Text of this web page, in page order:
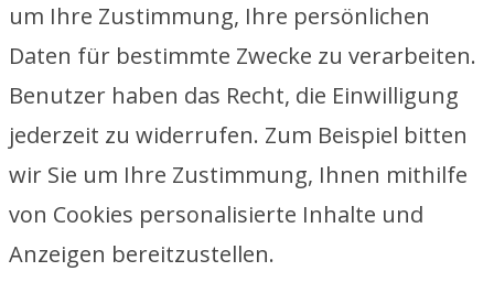
um Ihre Zustimmung, Ihre persönlichen
Daten für bestimmte Zwecke zu verarbeiten.
Benutzer haben das Recht, die Einwilligung
jederzeit zu widerrufen. Zum Beispiel bitten
wir Sie um Ihre Zustimmung, Ihnen mithilfe
von Cookies personalisierte Inhalte und
Anzeigen bereitzustellen.